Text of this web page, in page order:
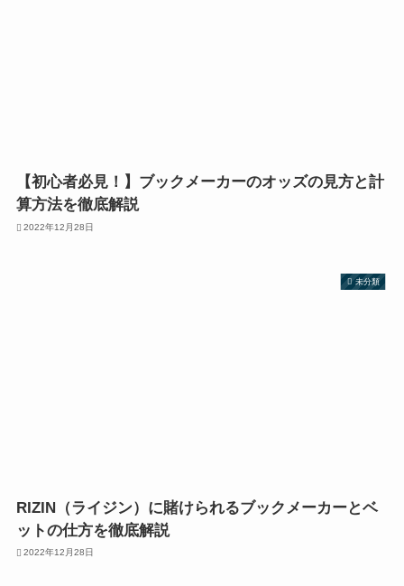
【初心者必見！】ブックメーカーのオッズの見方と計
算方法を徹底解説
2022年12月28日
未分類
RIZIN（ライジン）に賭けられるブックメーカーとベ
ットの仕方を徹底解説
2022年12月28日